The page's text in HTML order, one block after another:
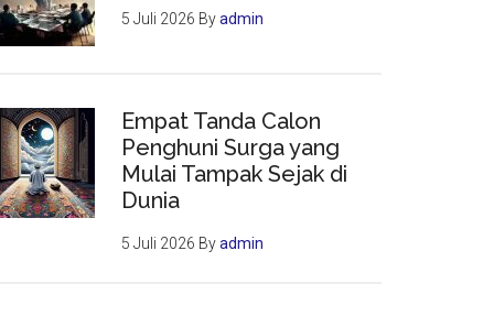
5 Juli 2026 Byadmin
Empat Tanda Calon
Penghuni Surga yang
Mulai Tampak Sejak di
Dunia
5 Juli 2026 Byadmin